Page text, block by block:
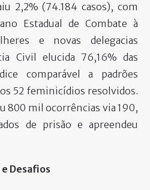
2,2% (74.184 casos), com
Estadual de Combate à
e novas delegacias
Civil elucida 76,16% das
comparável a padrões
52 feminicídios resolvidos.
800 mil ocorrências via 190,
de prisão e apreendeu
Desafios